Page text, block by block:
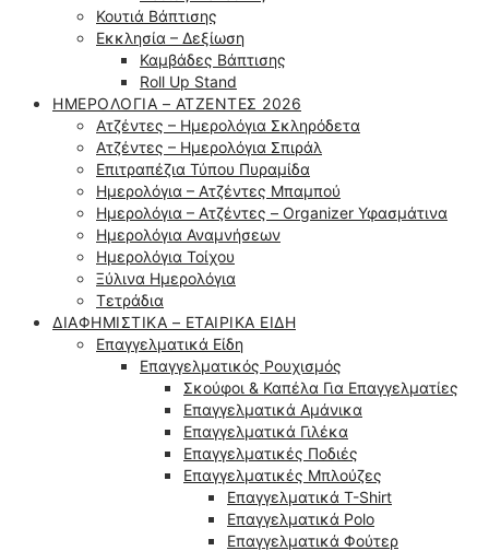
Κουτιά Βάπτισης
Εκκλησία – Δεξίωση
Καμβάδες Βάπτισης
Roll Up Stand
ΗΜΕΡΟΛΌΓΙΑ – ΑΤΖΈΝΤΕΣ 2026
Ατζέντες – Ημερολόγια Σκληρόδετα
Ατζέντες – Ημερολόγια Σπιράλ
Επιτραπέζια Τύπου Πυραμίδα
Ημερολόγια – Ατζέντες Μπαμπού
Ημερολόγια – Ατζέντες – Organizer Υφασμάτινα
Ημερολόγια Αναμνήσεων
Ημερολόγια Τοίχου
Ξύλινα Ημερολόγια
Τετράδια
ΔΙΑΦΗΜΙΣΤΙΚΆ – ΕΤΑΙΡΙΚΆ ΕΊΔΗ
Επαγγελματικά Είδη
Επαγγελματικός Ρουχισμός
Σκούφοι & Καπέλα Για Επαγγελματίες
Επαγγελματικά Αμάνικα
Επαγγελματικά Γιλέκα
Επαγγελματικές Ποδιές
Επαγγελματικές Μπλούζες
Επαγγελματικά T-Shirt
Επαγγελματικά Polo
Επαγγελματικά Φούτερ